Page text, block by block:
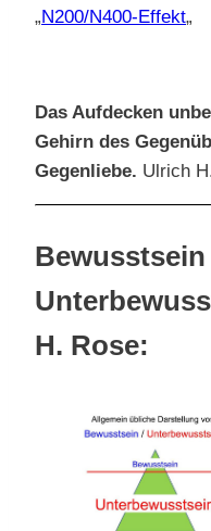
„N200/N400-Effekt„
Das Aufdecken
Gehirn des
Gegenliebe. Ulrich
Bewusstsein
H. Rose: